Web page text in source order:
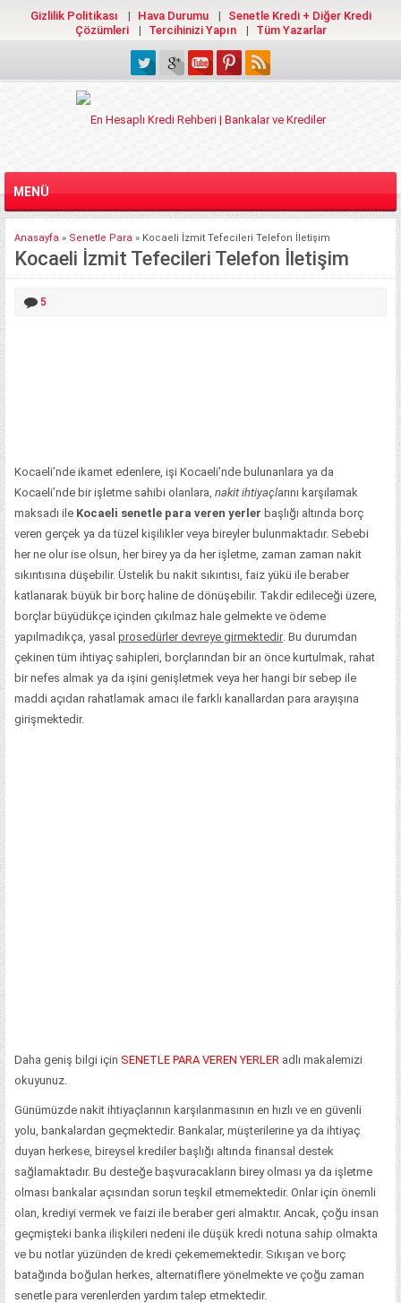
Gizlilik Politikası Hava Durumu
Senetle Kredi + Diğer Kredi
Çözümleri
Tercihinizi Yapın Tüm Yazarlar
MENÜ
Anasayfa » Senetle Para » Kocaeli İzmit Tefecileri Telefon İletişim
Kocaeli İzmit Tefecileri Telefon İletişim
5
Kocaeli’nde ikamet edenlere, işi Kocaeli’nde bulunanlara ya da
Kocaeli’nde bir işletme sahibi olanlara, nakit ihtiyaçlarını karşılamak
maksadı ile Kocaeli senetle para veren yerler başlığı altında borç
veren gerçek ya da tüzel kişilikler veya bireyler bulunmaktadır. Sebebi
her ne olur ise olsun, her birey ya da her işletme, zaman zaman nakit
sıkıntısına düşebilir. Üstelik bu nakit sıkıntısı, faiz yükü ile beraber
katlanarak büyük bir borç haline de dönüşebilir. Takdir edileceği üzere,
borçlar büyüdükçe içinden çıkılmaz hale gelmekte ve ödeme
yapılmadıkça, yasal prosedürler devreye girmektedir. Bu durumdan
çekinen tüm ihtiyaç sahipleri, borçlarından bir an önce kurtulmak, rahat
bir nefes almak ya da işini genişletmek veya her hangi bir sebep ile
maddi açıdan rahatlamak amacı ile farklı kanallardan para arayışına
girişmektedir.
Daha geniş bilgi için SENETLE PARA VEREN YERLER adlı makalemizi
okuyunuz.
Günümüzde nakit ihtiyaçlarının karşılanmasının en hızlı ve en güvenli
yolu, bankalardan geçmektedir. Bankalar, müşterilerine ya da ihtiyaç
duyan herkese, bireysel krediler başlığı altında finansal destek
sağlamaktadır. Bu desteğe başvuracakların birey olması ya da işletme
olması bankalar açısından sorun teşkil etmemektedir. Onlar için önemli
olan, krediyi vermek ve faizi ile beraber geri almaktır. Ancak, çoğu insan
geçmişteki banka ilişkileri nedeni ile düşük kredi notuna sahip olmakta
ve bu notlar yüzünden de kredi çekememektedir. Sıkışan ve borç
batağında boğulan herkes, alternatiflere yönelmekte ve çoğu zaman
senetle para verenlerden yardım talep etmektedir.